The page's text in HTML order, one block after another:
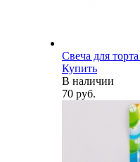
Свеча для
Купить
В наличии
70 руб.